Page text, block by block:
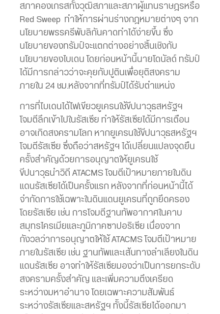
สภาคองเกรสทั้งวุฒิสภาและสภาผู้แทนราษฎรหรือ
Red Sweep ทำให้การผ่านร่างกฎหมายต่างๆ จาก
นโยบายพรรครีพับลิกันคาดทำได้ง่ายขึ้น ซึ่ง
นโยบายของทรัมป์จะแตกต่างอย่างสิ้นเชิงกับ
นโยบายของไบเดน โดยก่อนหน้านี้นายโดนัลด์ ทรัมป์
ได้มีการกล่าวว่าจะคุยกับปูตินเพื่อยุติสงคราม
ภายใน 24 ชม.หลังจากที่ทรัมป์ได้รับตำแหน่ง
การที่ไบเดนได้ไฟเขียวยูเครนใช้ขีปนาวุธสหรัฐฯ
โจมตีลึกเข้าไปในรัสเซีย ทำให้รัสเซียได้มีการเตือน
อาจเกิดสงครามโลก หากยูเครนใช้ขีปนาวุธสหรัฐฯ
โจมตีรัสเซีย ซึ่งถือว่าสหรัฐฯ ได้เปลี่ยนแปลงจุดยืน
ครั้งสำคัญด้วยการอนุญาตให้ยูเครนใช้
ขีปนาวุธนำวิถี ATACMS โจมตีเป้าหมายภายในดิน
แดนรัสเซียได้เป็นครั้งแรก หลังจากที่ก่อนหน้านี้ได้
จำกัดการใช้เฉพาะในดินแดนยูเครนที่ถูกยึดครอง
โดยรัสเซีย เช่น การโจมตีฐานทัพอากาศในคาบ
สมุทรไครเมียและภูมิภาคซาปอริเซีย เนื่องจาก
กังวลว่าการอนุญาตให้ใช้ ATACMS โจมตีเป้าหมาย
ภายในรัสเซีย เช่น ฐานทัพและเส้นทางลำเลียงในดิน
แดนรัสเซีย อาจทำให้รัสเซียมองว่าเป็นการยกระดับ
สงครามครั้งสำคัญ และเพิ่มความตึงเครียด
ระหว่างมหาอำนาจ โดยเฉพาะความสัมพันธ์
ระหว่างรัสเซียและสหรัฐฯ ทั้งนี้รัสเซียได้ออกมา